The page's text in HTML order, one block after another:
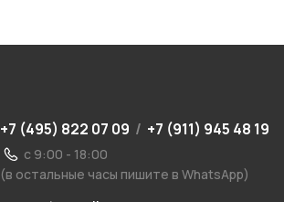
+7 (495) 822 07 09 / +7 (911) 945 48 19
с 9:00 - 18:00
(в остальные часы пишите в WhatsApp)